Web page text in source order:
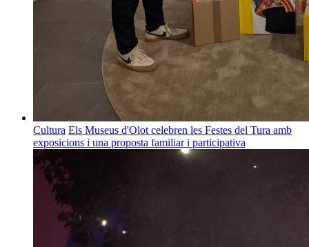
Cultura Els Museus d'Olot celebren les Festes del Tura amb
exposicions i una proposta familiar i participativa